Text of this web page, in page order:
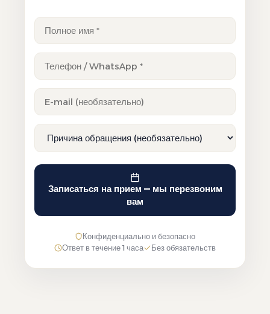
Записаться на прием — мы перезвоним
вам
Конфиденциально и безопасно
Ответ в течение 1 часа
Без обязательств